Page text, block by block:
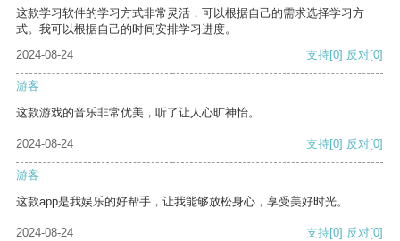
这款学习软件的学习方式非常灵活，可以根据自己的需求选择学习方
式。我可以根据自己的时间安排学习进度。
2024-08-24
支持[0] 反对[0]
游客
这款游戏的音乐非常优美，听了让人心旷神怡。
2024-08-24 支持[0] 反对[0]
游客
这款app是我娱乐的好帮手，让我能够放松身心，享受美好时光。
2024-08-24 支持[0] 反对[0]